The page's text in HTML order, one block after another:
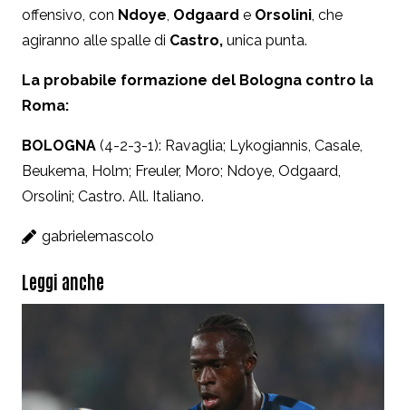
offensivo, con Ndoye, Odgaard e Orsolini, che
agiranno alle spalle di Castro, unica punta.
La probabile formazione del Bologna contro la
Roma:
BOLOGNA (4-2-3-1): Ravaglia; Lykogiannis, Casale,
Beukema, Holm; Freuler, Moro; Ndoye, Odgaard,
Orsolini; Castro. All. Italiano.
gabrielemascolo
Leggi anche